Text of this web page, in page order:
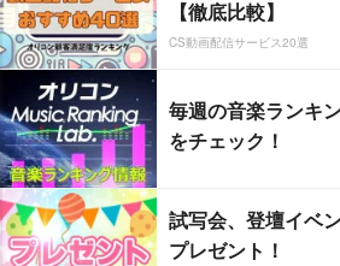
【徹底比較】
CS動画配信サービス20選
毎週の音楽ランキ
をチェック！
試写会、登壇イベ
プレゼント！